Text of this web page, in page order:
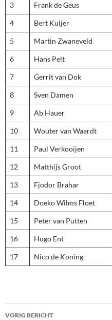
3 Frank de Geus
4 Bert Kuijer
5 Martin Zwaneveld
6 Hans Pelt
7 Gerrit van Dok
8 Sven Damen
9 Ab Hauer
10 Wouter van Waardt
11 Paul Verkooijen
12 Matthijs Groot
13 Fjodor Brahar
14 Doeko Wilms Floet
15 Peter van Putten
16 Hugo Ent
17 Nico de Koning
Bericht
VORIG BERICHT